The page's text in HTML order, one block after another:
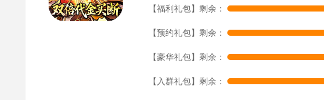
【福利礼包】剩余：
【预约礼包】剩余：
【豪华礼包】剩余：
【入群礼包】剩余：